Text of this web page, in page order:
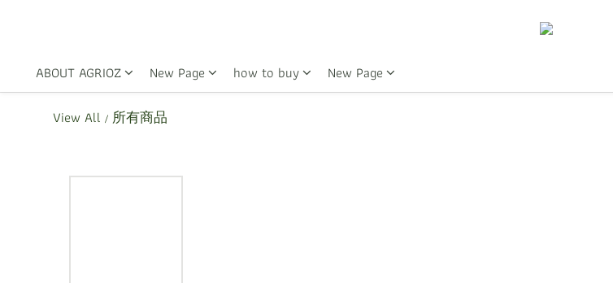
ABOUT AGRIOZ New Page how to buy New Page
View All / 所有商品